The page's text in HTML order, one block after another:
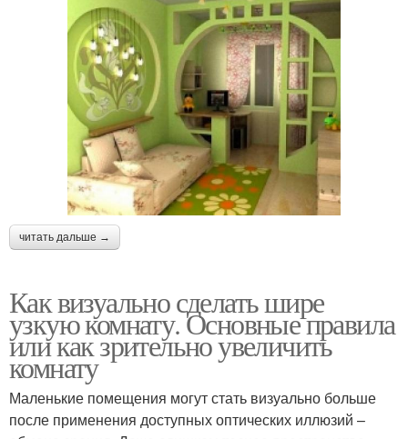
читать дальше →
Как визуально сделать шире
узкую комнату. Основные правила
или как зрительно увеличить
комнату
Маленькие помещения могут стать визуально больше
после применения доступных оптических иллюзий –